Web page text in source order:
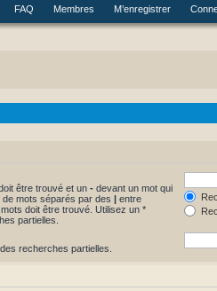
FAQ Membres M’enregistrer
être trouvé et un - devant un mot qui
mots séparés par des | entre
doit être trouvé. Utilisez un *
partielles.
recherches partielles.